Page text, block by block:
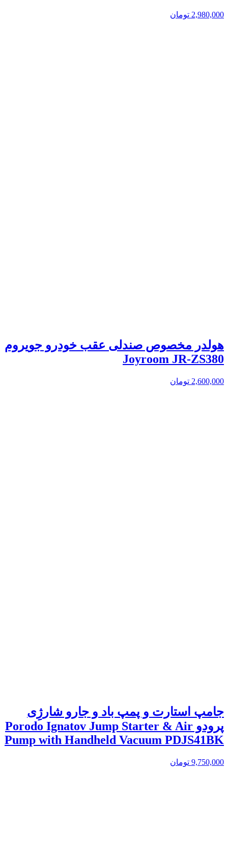
2,980,000 تومان
هولدر مخصوص صندلی عقب خودرو جویروم
Joyroom JR-ZS380
2,600,000 تومان
جامپ استارت و پمپ باد و جارو شارژِی
پرودو Porodo Ignatov Jump Starter & Air
Pump with Handheld Vacuum PDJS41BK
9,750,000 تومان